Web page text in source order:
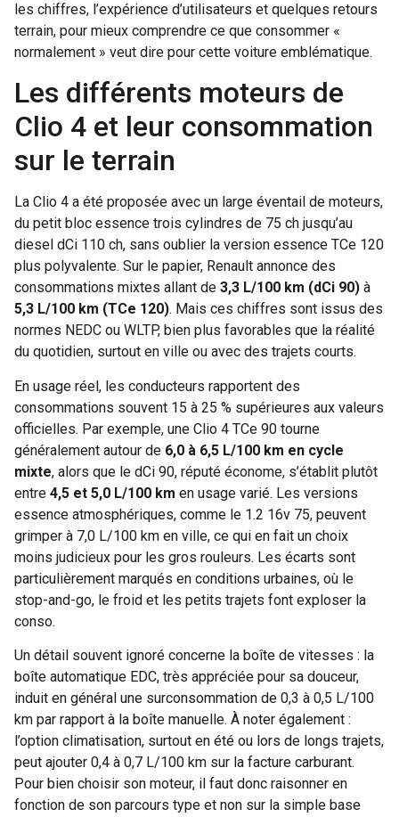
les chiffres, l’expérience d’utilisateurs et quelques retours
terrain, pour mieux comprendre ce que consommer «
normalement » veut dire pour cette voiture emblématique.
Les différents moteurs de
Clio 4 et leur consommation
sur le terrain
La Clio 4 a été proposée avec un large éventail de moteurs,
du petit bloc essence trois cylindres de 75 ch jusqu’au
diesel dCi 110 ch, sans oublier la version essence TCe 120
plus polyvalente. Sur le papier, Renault annonce des
consommations mixtes allant de 3,3 L/100 km (dCi 90) à
5,3 L/100 km (TCe 120). Mais ces chiffres sont issus des
normes NEDC ou WLTP, bien plus favorables que la réalité
du quotidien, surtout en ville ou avec des trajets courts.
En usage réel, les conducteurs rapportent des
consommations souvent 15 à 25 % supérieures aux valeurs
officielles. Par exemple, une Clio 4 TCe 90 tourne
généralement autour de 6,0 à 6,5 L/100 km en cycle
mixte, alors que le dCi 90, réputé économe, s’établit plutôt
entre 4,5 et 5,0 L/100 km en usage varié. Les versions
essence atmosphériques, comme le 1.2 16v 75, peuvent
grimper à 7,0 L/100 km en ville, ce qui en fait un choix
moins judicieux pour les gros rouleurs. Les écarts sont
particulièrement marqués en conditions urbaines, où le
stop-and-go, le froid et les petits trajets font exploser la
conso.
Un détail souvent ignoré concerne la boîte de vitesses : la
boîte automatique EDC, très appréciée pour sa douceur,
induit en général une surconsommation de 0,3 à 0,5 L/100
km par rapport à la boîte manuelle. À noter également :
l’option climatisation, surtout en été ou lors de longs trajets,
peut ajouter 0,4 à 0,7 L/100 km sur la facture carburant.
Pour bien choisir son moteur, il faut donc raisonner en
fonction de son parcours type et non sur la simple base